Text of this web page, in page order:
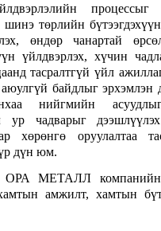
процессыг
шинэ төрлийн
өндөр чанартай
үйлдвэрлэх, хүчин
тасралтгүй үйл
байдлыг эрхэмлэн
нийгмийн
ур чадварыг
хөрөнгө оруулалтаа
дүн юм.
ОРА МЕТАЛЛ компанийн
амжилт, хамтын